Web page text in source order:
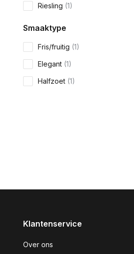
Riesling (1)
Smaaktype
Fris/fruitig (1)
Elegant (1)
Halfzoet (1)
Klantenservice
Over ons